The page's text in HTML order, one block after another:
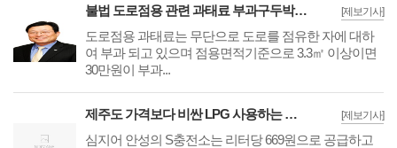
[제보기사]
불법 도로점용 관련 과태료 부과구두박스 및 버스매표소 70여 곳 대상
도로점용 과태료는 무단으로 도로를 점유한 자에 대하
여 부과 되고 있으며 점용면적기준으로 3.3㎡ 이상이면
30만원이 부과...
[제보기사]
제주도 가격보다 비싼 LPG 사용하는 안산시민
심지어 안성의 S충전소는 리터당 669원으로 공급하고